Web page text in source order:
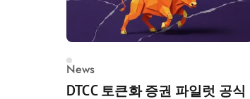
News
DTCC 토큰화 증권 파일럿 공식